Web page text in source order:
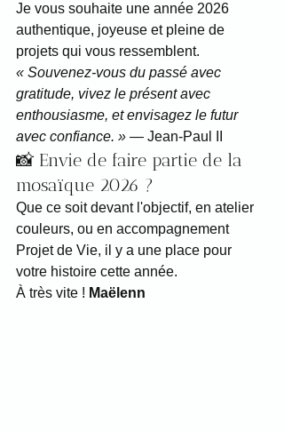
Je vous souhaite une année 2026
authentique, joyeuse et pleine de
projets qui vous ressemblent.
« Souvenez-vous du passé avec
gratitude, vivez le présent avec
enthousiasme, et envisagez le futur
avec confiance. » — Jean-Paul II
📸 Envie de faire partie de la
mosaïque 2026 ?
Que ce soit devant l'objectif, en atelier
couleurs, ou en accompagnement
Projet de Vie, il y a une place pour
votre histoire cette année.
À très vite ! Maëlenn